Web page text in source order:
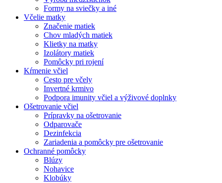
Formy na sviečky a iné
Včelie matky
Značenie matiek
Chov mladých matiek
Klietky na matky
Izolátory matiek
Pomôcky pri rojení
Kŕmenie včiel
Cesto pre včely
Invertné krmivo
Podpora imunity včiel a výživové doplnky
Ošetrovanie včiel
Prípravky na ošetrovanie
Odparovače
Dezinfekcia
Zariadenia a pomôcky pre ošetrovanie
Ochranné pomôcky
Blúzy
Nohavice
Klobúky